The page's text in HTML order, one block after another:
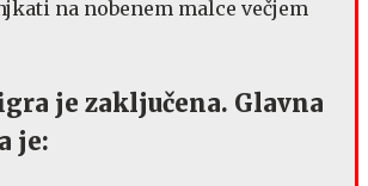
na nobenem malce večjem
je zaključena. Glavna
je: